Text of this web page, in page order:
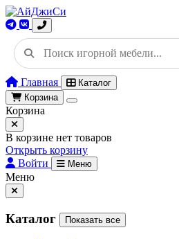
Главная
Каталог
Корзина
Корзина
В корзине нет товаров
Открыть корзину
Войти
Меню
Меню
Каталог Показать все